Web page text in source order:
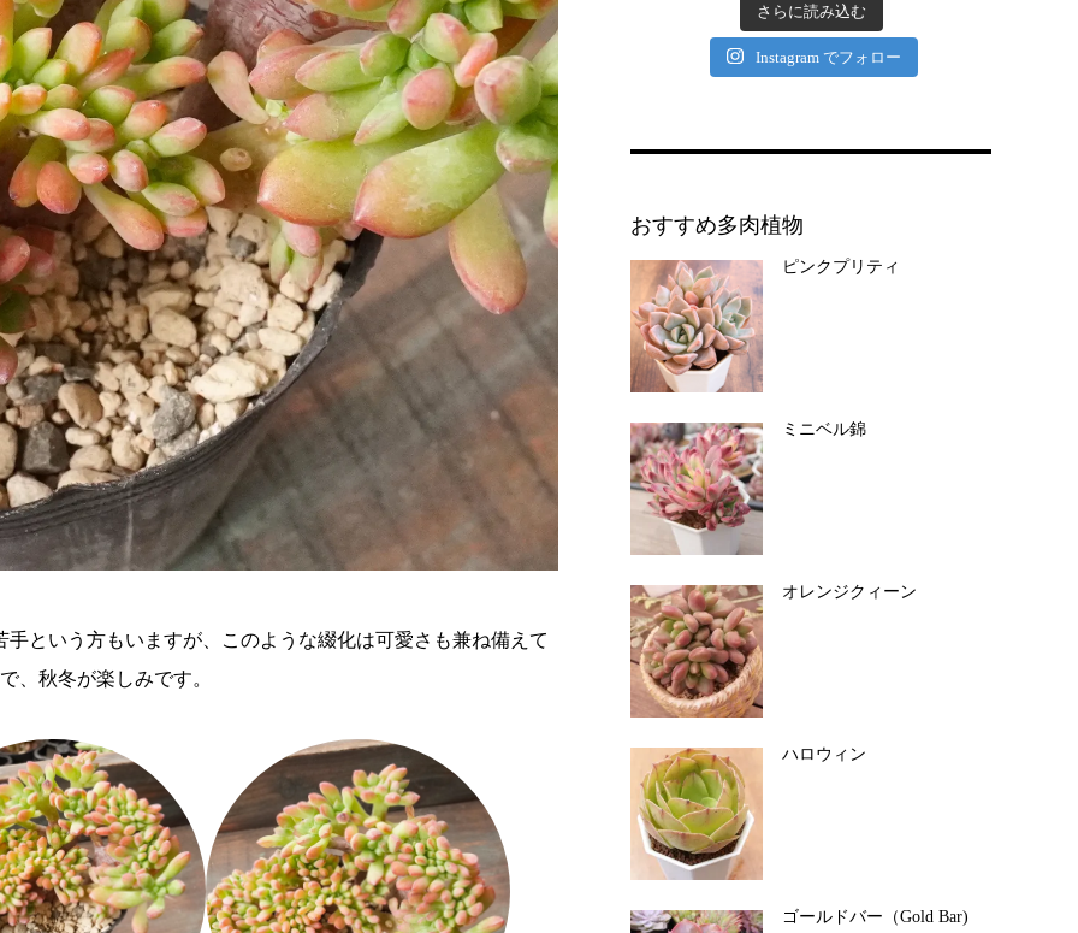
という方もいますが、このような綴化は可愛さも兼ね備えて
、秋冬が楽しみです。
さらに読み込む
Instagram でフォロー
おすすめ多肉植物
ピンクプリティ
ミニベル錦
オレンジクィーン
ハロウィン
ゴールドバー（Gold Bar)